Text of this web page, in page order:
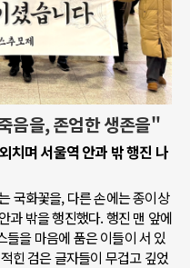
음을, 존엄한 생존을"
치며 서울역 안과 밖 행진 나
국화꽃을, 다른 손에는 종이상
과 밖을 행진했다. 행진 맨 앞에
을 마음에 품은 이들이 서 있
힌 검은 글자들이 무겁고 깊었